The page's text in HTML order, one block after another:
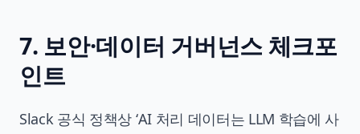
7. 보안·데이터 거버넌스 체크포
인트
Slack 공식 정책상 ‘AI 처리 데이터는 LLM 학습에 사